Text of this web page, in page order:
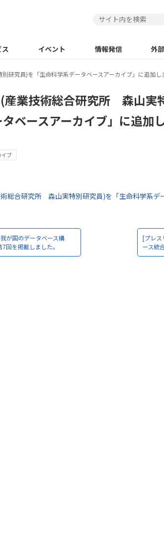
イベント 情報発信 外
研究員)を「生命科学系データベースアーカイブ」に追加し
(産業技術総合研究所 森山実
ベースアーカイブ」に追加
イブ
術総合研究所 森山実特別研究員)を「生命科学系デ
が国のデータベース構
回を掲載しました。
[プレス
ース統